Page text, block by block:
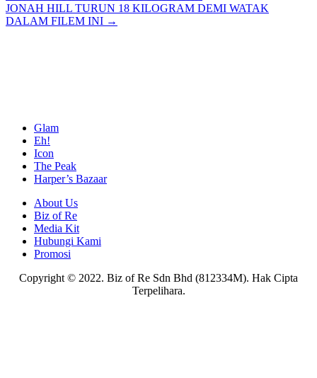
navigation
JONAH HILL TURUN 18 KILOGRAM DEMI WATAK
DALAM FILEM INI →
Glam
Eh!
Icon
The Peak
Harper’s Bazaar
About Us
Biz of Re
Media Kit
Hubungi Kami
Promosi
Copyright © 2022. Biz of Re Sdn Bhd (812334M). Hak Cipta
Terpelihara.